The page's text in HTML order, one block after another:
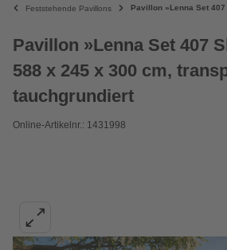
Feststehende Pavillons Pavillon »Lenna Set
Pavillon »Lenna Set 407
588 x 245 x 300 cm,
tauchgrundiert
Online-Artikelnr.: 1431998